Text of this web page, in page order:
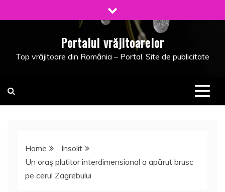
to
Portalul vrăjitoarelor
Top vrăjitoare din România – Portal. Site de publicitate
Home
Insolit
Un oraş plutitor interdimensional a apărut brusc
pe cerul Zagrebului